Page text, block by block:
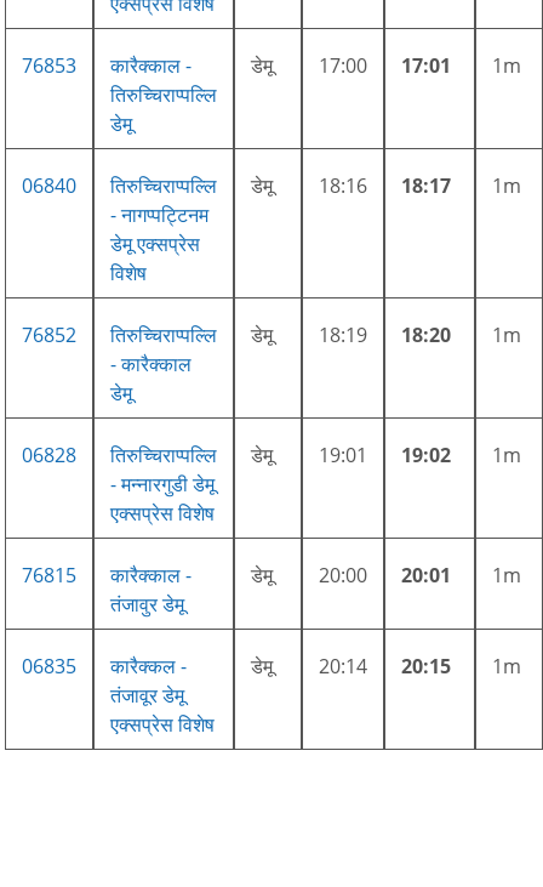
76853
कारैक्काल -
तिरुच्चिराप्पल्लि
डेमू
डेमू 17:00 17:01 1m
06840
तिरुच्चिराप्पल्लि
- नागप्पट्टिनम
डेमू एक्सप्रेस
विशेष
डेमू 18:16 18:17 1m
76852
तिरुच्चिराप्पल्लि
- कारैक्काल
डेमू
डेमू 18:19 18:20 1m
06828
तिरुच्चिराप्पल्लि
- मन्नारगुडी डेमू
एक्सप्रेस विशेष
डेमू 19:01 19:02 1m
76815
कारैक्काल -
तंजावुर डेमू
डेमू 20:00 20:01 1m
06835
कारैक्कल -
तंजावूर डेमू
एक्सप्रेस विशेष
डेमू 20:14 20:15 1m